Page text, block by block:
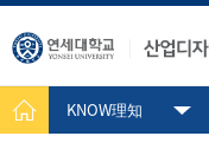
KNOW理知